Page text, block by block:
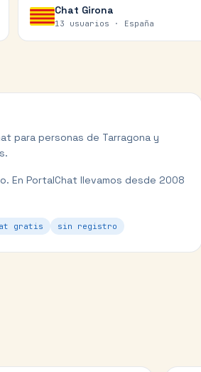
Chat Girona
13 usuarios · España
para personas de Tarragona y
En PortalChat llevamos desde 2008
gratis sin registro